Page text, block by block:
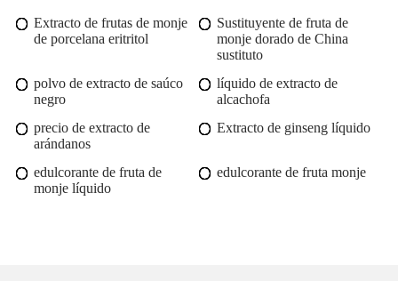
Extracto de frutas de monje
de porcelana eritritol
Sustituyente de fruta de
monje dorado de China
sustituto
polvo de extracto de saúco
negro
líquido de extracto de
alcachofa
precio de extracto de
arándanos
Extracto de ginseng líquido
edulcorante de fruta de
monje líquido
edulcorante de fruta monje